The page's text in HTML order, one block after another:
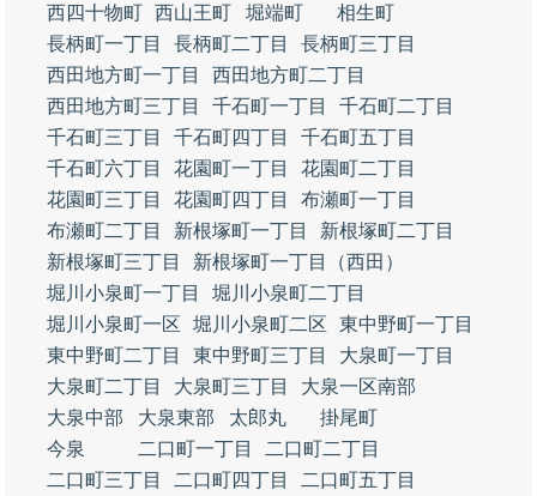
西四十物町 西山王町 堀端町
相生町
長柄町一丁目
長柄町二丁目
長柄町三丁目
西田地方町一丁目
西田地方町二丁目
西田地方町三丁目
千石町一丁目
千石町二丁目
千石町三丁目
千石町四丁目
千石町五丁目
千石町六丁目
花園町一丁目
花園町二丁目
花園町三丁目
花園町四丁目
布瀬町一丁目
布瀬町二丁目
新根塚町一丁目
新根塚町二丁目
新根塚町三丁目
新根塚町一丁目（西田）
堀川小泉町一丁目
堀川小泉町二丁目
堀川小泉町一区
堀川小泉町二区
東中野町一丁目
東中野町二丁目
東中野町三丁目
大泉町一丁目
大泉町二丁目
大泉町三丁目
大泉一区南部
大泉中部
大泉東部 太郎丸
掛尾町
今泉
二口町一丁目
二口町二丁目
二口町三丁目
二口町四丁目
二口町五丁目